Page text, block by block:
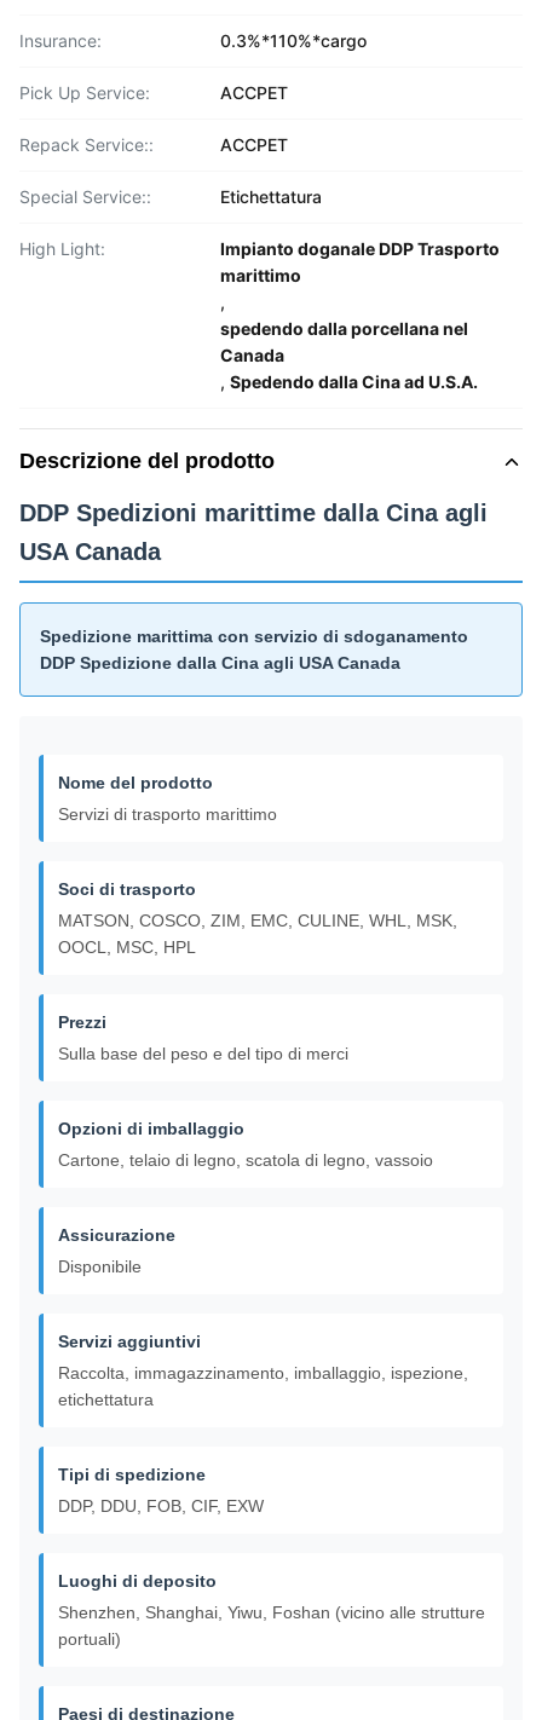
Insurance: 0.3%*110%*cargo
Pick Up Service: ACCPET
Repack Service:: ACCPET
Special Service:: Etichettatura
High Light:
Impianto doganale DDP Trasporto
marittimo
,
spedendo dalla porcellana nel
Canada
, Spedendo dalla Cina ad U.S.A.
Descrizione del prodotto
DDP Spedizioni marittime dalla Cina agli
USA Canada
Spedizione marittima con servizio di sdoganamento
DDP Spedizione dalla Cina agli USA Canada
Nome del prodotto
Servizi di trasporto marittimo
Soci di trasporto
MATSON, COSCO, ZIM, EMC, CULINE, WHL, MSK,
OOCL, MSC, HPL
Prezzi
Sulla base del peso e del tipo di merci
Opzioni di imballaggio
Cartone, telaio di legno, scatola di legno, vassoio
Assicurazione
Disponibile
Servizi aggiuntivi
Raccolta, immagazzinamento, imballaggio, ispezione,
etichettatura
Tipi di spedizione
DDP, DDU, FOB, CIF, EXW
Luoghi di deposito
Shenzhen, Shanghai, Yiwu, Foshan (vicino alle strutture
portuali)
Paesi di destinazione